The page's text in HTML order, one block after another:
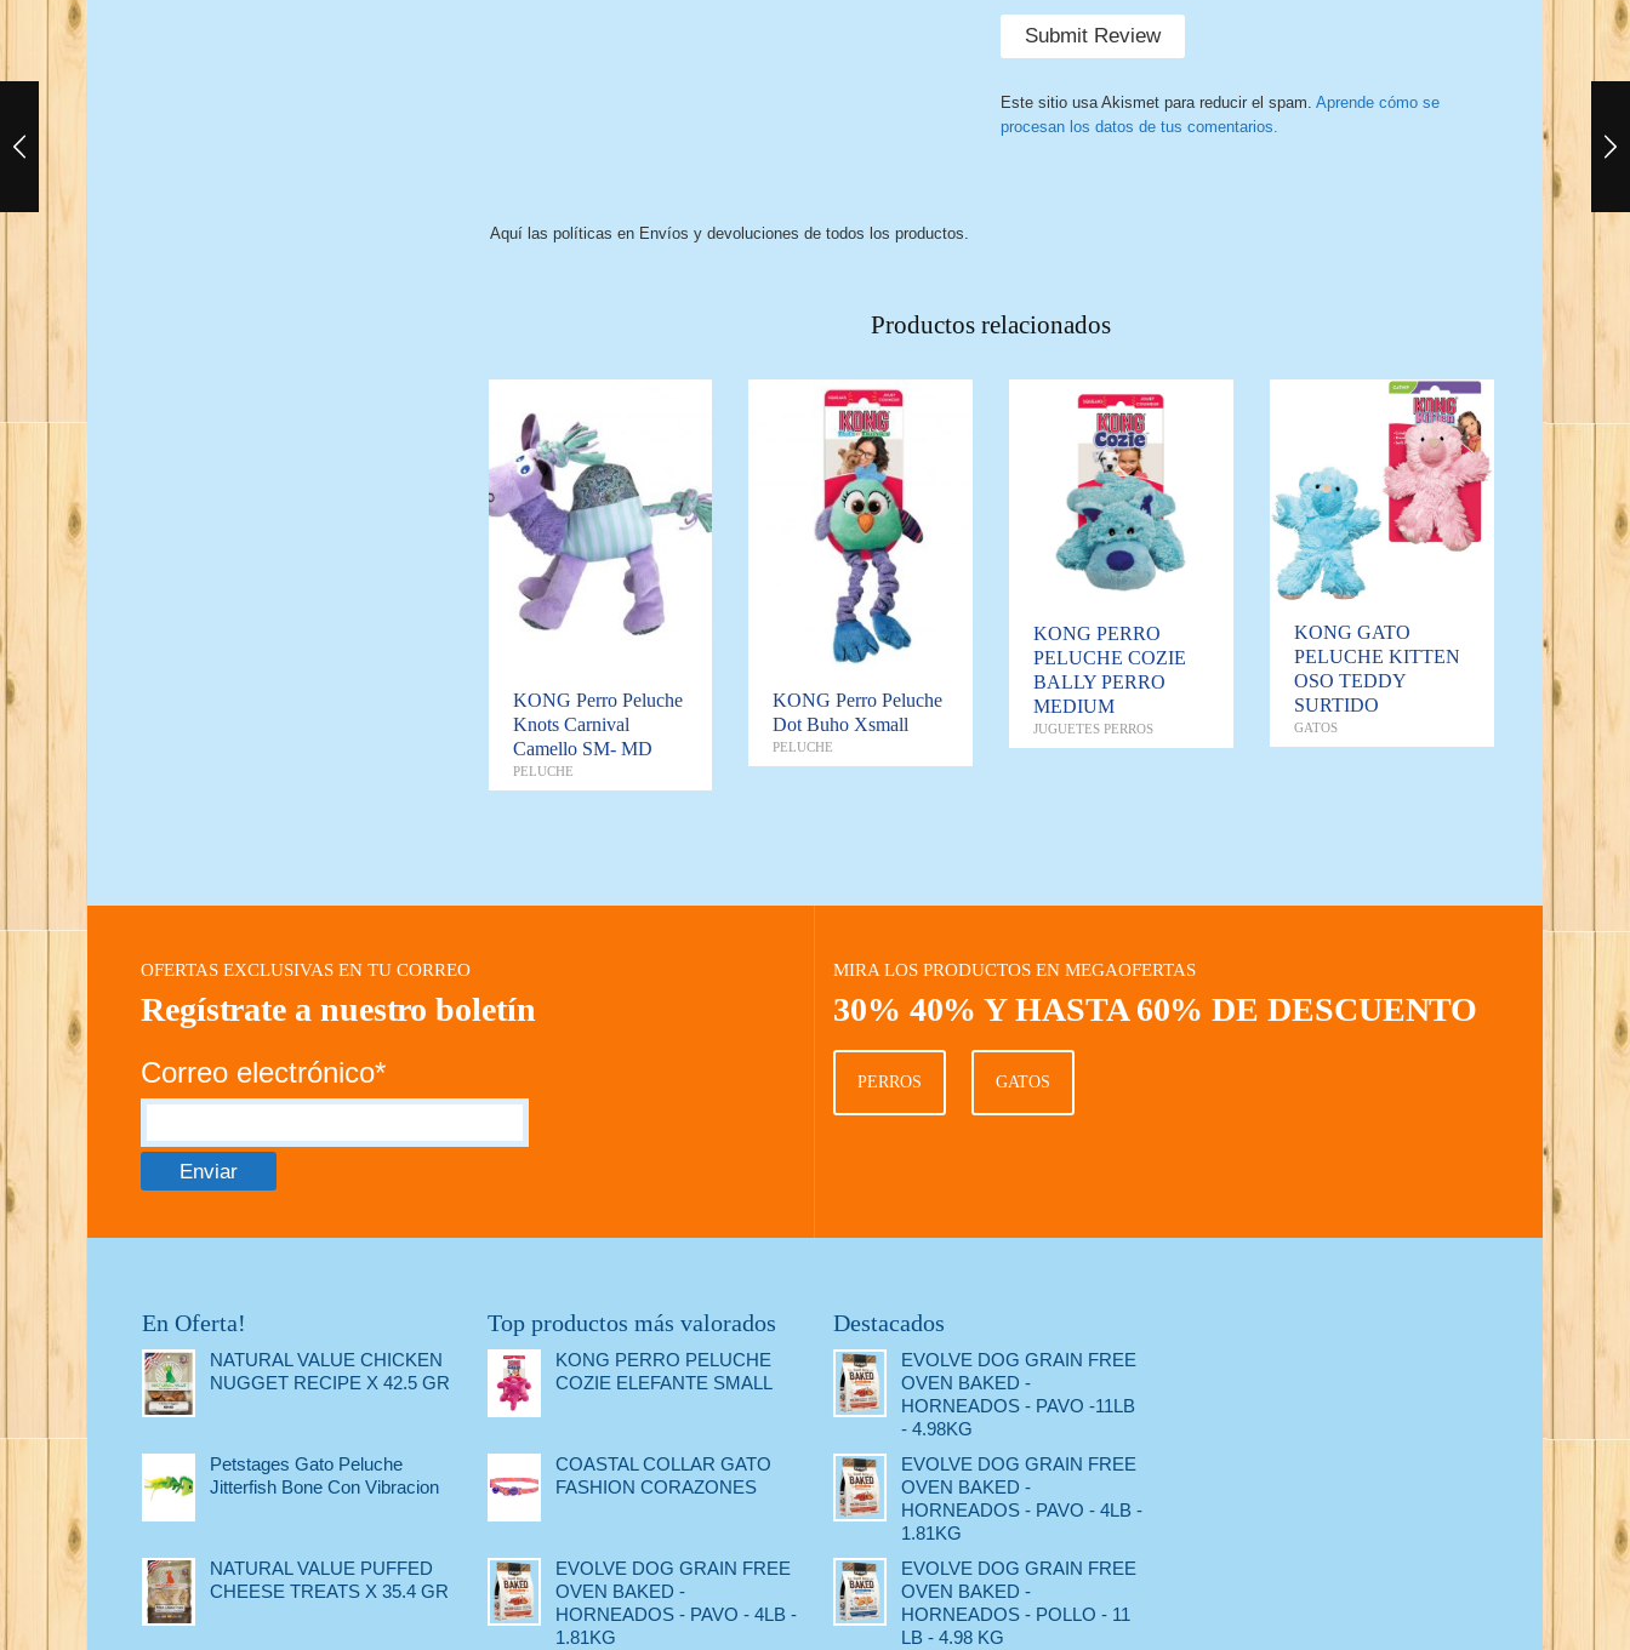
Este sitio usa Akismet para reducir el spam. Aprende cómo se
procesan los datos de tus comentarios.
Aquí las políticas en Envíos y devoluciones de todos los productos.
Productos relacionados
KONG Perro Peluche
Knots Carnival
Camello SM- MD
PELUCHE
KONG Perro Peluche
Dot Buho Xsmall
PELUCHE
KONG PERRO
PELUCHE COZIE
BALLY PERRO
MEDIUM
JUGUETES PERROS
KONG GATO
PELUCHE KITTEN
OSO TEDDY
SURTIDO
GATOS
OFERTAS EXCLUSIVAS EN TU CORREO
Regístrate a nuestro boletín
Correo electrónico*
MIRA LOS PRODUCTOS EN MEGAOFERTAS
30% 40% Y HASTA 60% DE DESCUENTO
PERROS GATOS
En Oferta!
NATURAL VALUE CHICKEN
NUGGET RECIPE X 42.5 GR
Petstages Gato Peluche
Jitterfish Bone Con Vibracion
NATURAL VALUE PUFFED
CHEESE TREATS X 35.4 GR
Top productos más valorados
KONG PERRO PELUCHE
COZIE ELEFANTE SMALL
COASTAL COLLAR GATO
FASHION CORAZONES
EVOLVE DOG GRAIN FREE
OVEN BAKED -
HORNEADOS - PAVO - 4LB -
1.81KG
Destacados
EVOLVE DOG GRAIN FREE
OVEN BAKED -
HORNEADOS - PAVO -11LB
- 4.98KG
EVOLVE DOG GRAIN FREE
OVEN BAKED -
HORNEADOS - PAVO - 4LB -
1.81KG
EVOLVE DOG GRAIN FREE
OVEN BAKED -
HORNEADOS - POLLO - 11
LB - 4.98 KG